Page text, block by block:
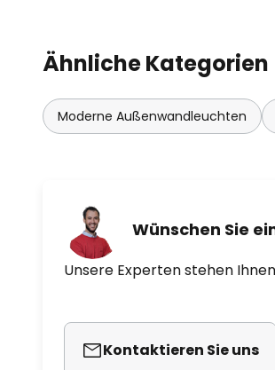
-
- Strahlerkopf
Ähnliche Kategorien
Moderne Außenwandleuchten
Wünschen Sie
Unsere Experten stehen
Kontaktieren Sie uns